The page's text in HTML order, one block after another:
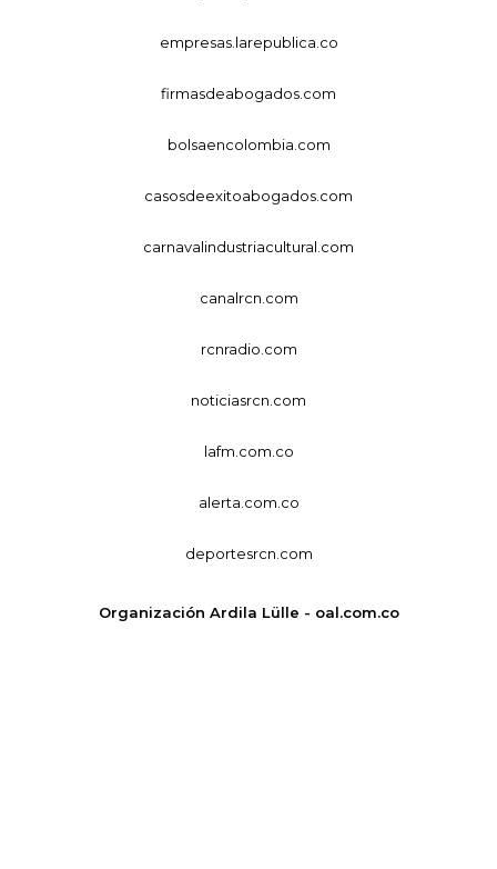
empresas.larepublica.co
firmasdeabogados.com
bolsaencolombia.com
casosdeexitoabogados.com
carnavalindustriacultural.com
canalrcn.com
rcnradio.com
noticiasrcn.com
lafm.com.co
alerta.com.co
deportesrcn.com
Organización Ardila Lülle - oal.com.co